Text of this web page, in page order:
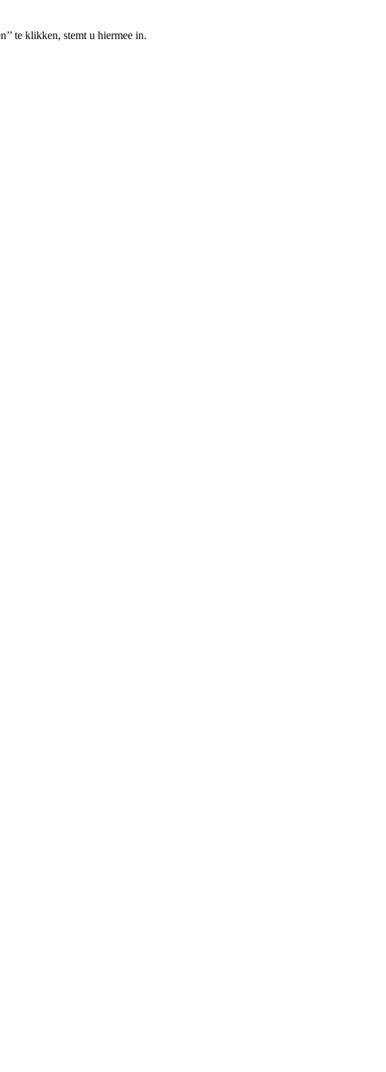
te klikken, stemt u hiermee in.